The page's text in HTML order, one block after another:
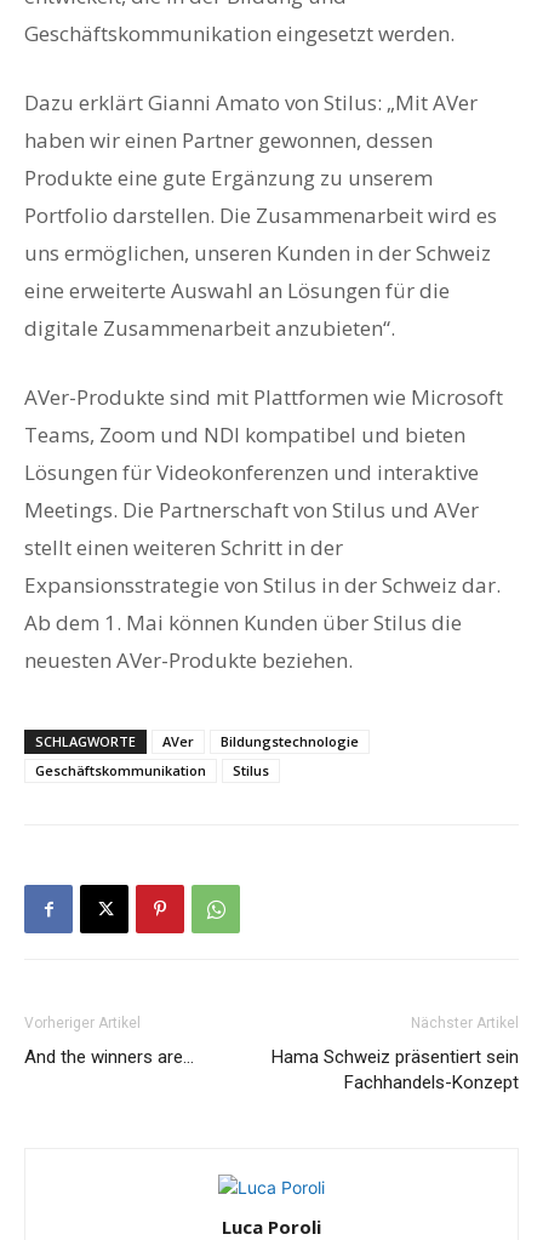
Geschäftskommunikation eingesetzt werden.
Dazu erklärt Gianni Amato von Stilus: „Mit AVer
haben wir einen Partner gewonnen, dessen
Produkte eine gute Ergänzung zu unserem
Portfolio darstellen. Die Zusammenarbeit wird es
uns ermöglichen, unseren Kunden in der Schweiz
eine erweiterte Auswahl an Lösungen für die
digitale Zusammenarbeit anzubieten“.
AVer-Produkte sind mit Plattformen wie Microsoft
Teams, Zoom und NDI kompatibel und bieten
Lösungen für Videokonferenzen und interaktive
Meetings. Die Partnerschaft von Stilus und AVer
stellt einen weiteren Schritt in der
Expansionsstrategie von Stilus in der Schweiz dar.
Ab dem 1. Mai können Kunden über Stilus die
neuesten AVer-Produkte beziehen.
SCHLAGWORTE AVer
Bildungstechnologie
Geschäftskommunikation
Stilus
Vorheriger Artikel
And the winners are…
Nächster Artikel
Hama Schweiz präsentiert sein
Fachhandels-Konzept
Luca Poroli